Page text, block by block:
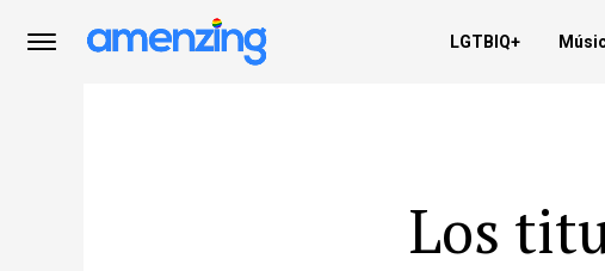
LGTBIQ+
Los